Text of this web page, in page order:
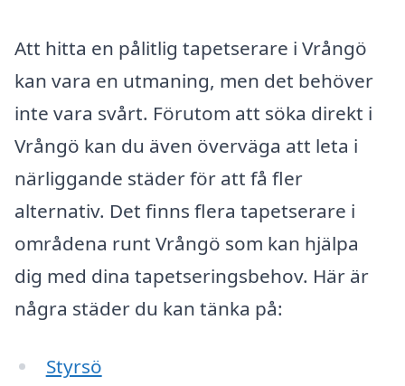
Att hitta en pålitlig tapetserare i Vrångö
kan vara en utmaning, men det behöver
inte vara svårt. Förutom att söka direkt i
Vrångö kan du även överväga att leta i
närliggande städer för att få fler
alternativ. Det finns flera tapetserare i
områdena runt Vrångö som kan hjälpa
dig med dina tapetseringsbehov. Här är
några städer du kan tänka på:
Styrsö